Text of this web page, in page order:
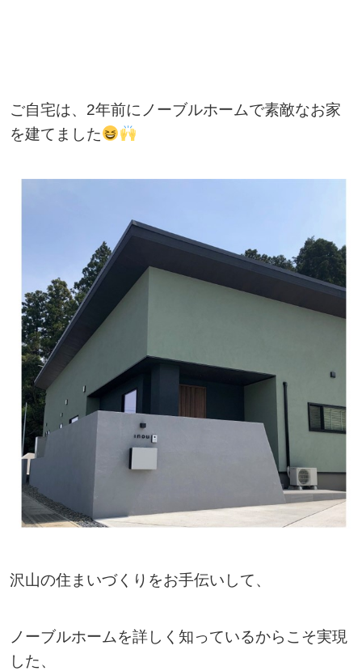
ご自宅は、2年前にノーブルホームで素敵なお家
を建てました
沢山の住まいづくりをお手伝いして、
ノーブルホームを詳しく知っているからこそ実現
した、